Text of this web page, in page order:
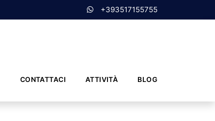
+393517155755
CONTATTACI ATTIVITÀ BLOG